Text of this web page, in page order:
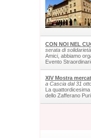
CON NOI NEL
serata di
Amici, abbiamo
Evento
XIV Mostra
a Cascia dal 31
La
dello Zafferano